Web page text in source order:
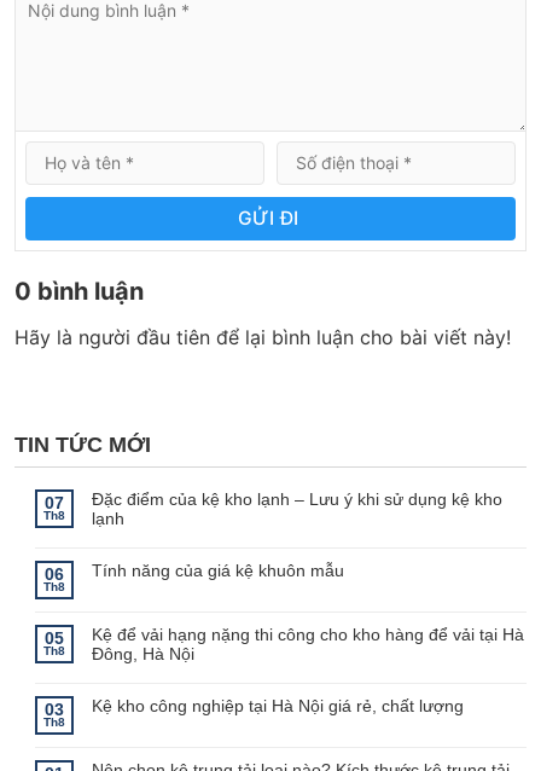
GỬI ĐI
0 bình luận
Hãy là người đầu tiên để lại bình luận cho bài viết này!
TIN TỨC MỚI
07
Th8
Đặc điểm của kệ kho lạnh – Lưu ý khi sử dụng kệ kho
lạnh
bình
của
kệ
kho
Lưu
ý
kệ
06
Th8
Tính năng của giá kệ khuôn mẫu
luận
ở
Tính
giá
kệ
05
Th8
Kệ để vải hạng nặng thi công cho kho hàng để vải tại Hà
Đông, Hà Nội
bình
luận
03
Th8
Kệ kho công nghiệp tại Hà Nội giá rẻ, chất lượng